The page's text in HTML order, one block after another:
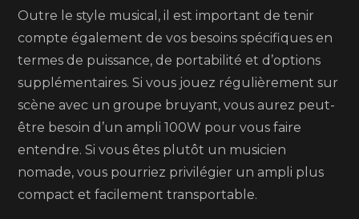
Outre le style musical, il est important de tenir
compte également de vos besoins spécifiques en
termes de puissance, de portabilité et d’options
supplémentaires. Si vous jouez régulièrement sur
scène avec un groupe bruyant, vous aurez peut-
être besoin d’un ampli 100W pour vous faire
entendre. Si vous êtes plutôt un musicien
nomade, vous pourriez privilégier un ampli plus
compact et facilement transportable.